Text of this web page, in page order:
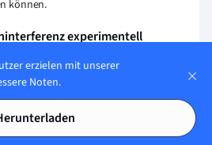
können.
experimentell
experimentell durch das
Dabei sendet man einzelne
Atome auf eine Barriere mit zwei
bildet sich ein
erzielen mit unserer
Noten.